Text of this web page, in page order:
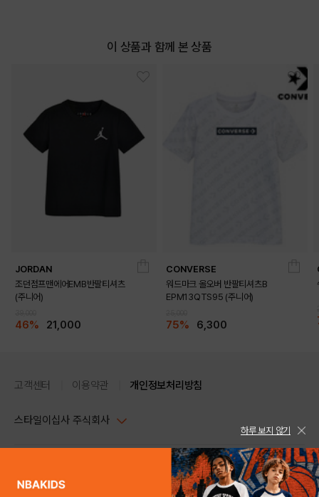
이 상품과 함께 본 상품
JORDAN
조던점프맨에어EMB반팔티셔츠
(주니어)
46% 21,000
CONVERSE
워드마크 올오버 반팔티셔츠B
EPM13QTS95 (주니어)
75% 6,300
고객센터 이용약관 개인정보처리방침
스타일이십사 주식회사
주소 : 서울시 강남구 논현로 633, 6층 (논현동, 한세엠케이빌딩)
사업자등록번호 : 116-81-32499
스타일24 고객센터 1544-5336
하루 보지 않기